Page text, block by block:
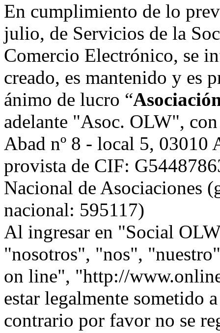
En cumplimiento de lo
julio, de Servicios de la
Comercio Electrónico, se
creado, es mantenido y es
ánimo de lucro “
adelante "Asoc. OLW",
Abad nº 8 - local 5,
provista de CIF:
Nacional de Asociaciones
nacional: 595117)
Al ingresar en "Social
"nosotros", "nos",
on line", "http://
estar legalmente sometido
contrario por favor no se